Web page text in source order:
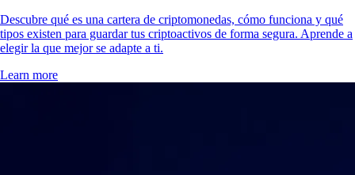
Descubre qué es una cartera de criptomonedas, cómo funciona y qué
tipos existen para guardar tus criptoactivos de forma segura. Aprende a
elegir la que mejor se adapte a ti.
Learn more